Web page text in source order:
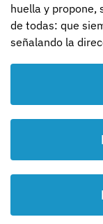
huella y propone,
de todas: que
señalando la